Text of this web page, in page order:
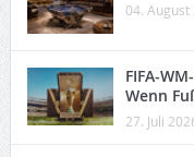
04. August
FIFA-
Wenn
27. Juli